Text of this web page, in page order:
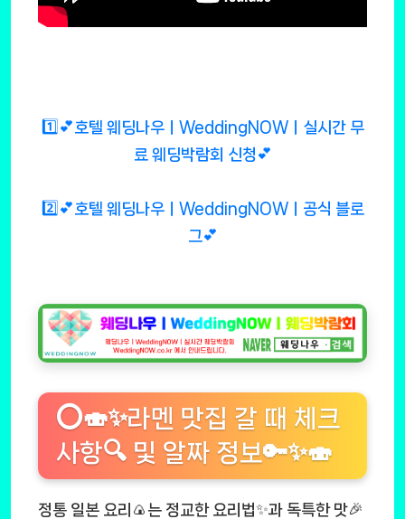
1️⃣💕호텔 웨딩나우ㅣWeddingNOWㅣ실시간 무
료 웨딩박람회 신청💕
2️⃣💕호텔 웨딩나우ㅣWeddingNOWㅣ공식 블로
그💕
⭕🍣✨라멘 맛집 갈 때 체크
사항🔍 및 알짜 정보🔑✨🍣
정통 일본 요리🍙는 정교한 요리법✨과 독특한 맛🎉